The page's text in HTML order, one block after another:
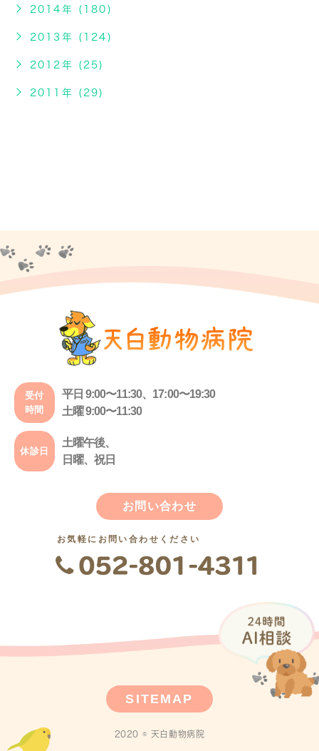
2014年 (180)
2013年 (124)
2012年 (25)
2011年 (29)
受付
時間
平日 9:00〜11:30、17:00〜19:30
土曜 9:00〜11:30
休診日
土曜午後、
日曜、祝日
お問い合わせ
お気軽にお問い合わせください
SITEMAP
2020 © 天白動物病院